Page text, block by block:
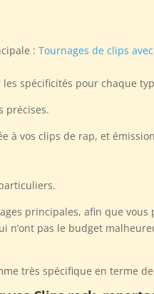
:Tournages de clips
spécificités pour chaque
précises.
à vos clips de rap, et
principales, afin que
pas le budget
très spécifique en terme